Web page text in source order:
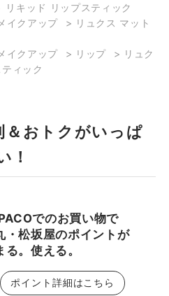
リキッド リップスティック
メイクアップ > リュクス マット
メイクアップ > リップ > リュク
ィック
＆おトクがいっぱ
！
でのお買い物で
・松坂屋のポイントが
る。使える。
ポイント詳細はこちら